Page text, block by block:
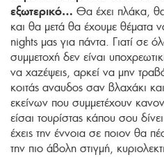
εξωτερικό… Θα έχει πλάκα,
και θα μετά θα έχουμε θέματα
nights μας για πάντα. Γιατί σε
συμμετοχή δεν είναι
να χαζέψεις, αρκεί να μην
κοιτάς αναυδος σαν βλαχάκι
εκείνων που συμμετέχουν
είσαι τουρίστας κάπου σου
έχεις την έννοια σε ποιον θα
την πιο άβολη στιγμή,